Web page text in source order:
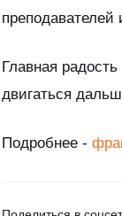
Главная
двигаться
Подробнее -